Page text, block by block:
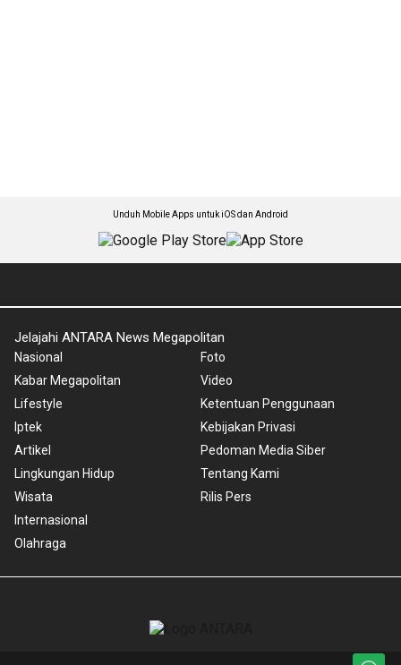
Unduh Mobile Apps untuk iOS dan Android
Jelajahi ANTARA News Megapolitan
Nasional
Kabar Megapolitan
Lifestyle
Iptek
Artikel
Lingkungan Hidup
Wisata
Internasional
Olahraga
Foto
Video
Ketentuan Penggunaan
Kebijakan Privasi
Pedoman Media Siber
Tentang Kami
Rilis Pers